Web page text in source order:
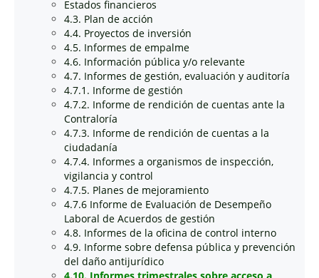
Estados financieros
4.3. Plan de acción
4.4. Proyectos de inversión
4.5. Informes de empalme
4.6. Información pública y/o relevante
4.7. Informes de gestión, evaluación y auditoría
4.7.1. Informe de gestión
4.7.2. Informe de rendición de cuentas ante la
Contraloría
4.7.3. Informe de rendición de cuentas a la
ciudadanía
4.7.4. Informes a organismos de inspección,
vigilancia y control
4.7.5. Planes de mejoramiento
4.7.6 Informe de Evaluación de Desempeño
Laboral de Acuerdos de gestión
4.8. Informes de la oficina de control interno
4.9. Informe sobre defensa pública y prevención
del daño antijurídico